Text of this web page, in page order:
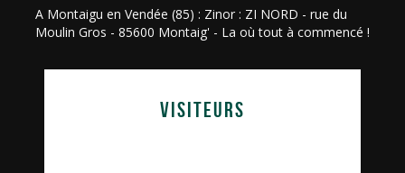
A Montaigu en Vendée (85) : Zinor : ZI NORD - rue du
Moulin Gros - 85600 Montaig' - La où tout à commencé !
VISITEURS